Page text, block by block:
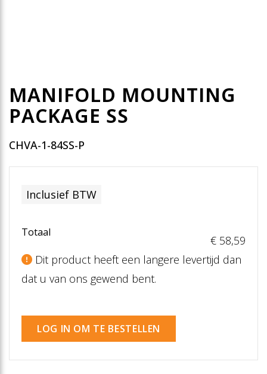
MANIFOLD MOUNTING
PACKAGE SS
CHVA-1-84SS-P
Inclusief BTW
Totaal
€ 58,59
Dit product heeft een langere levertijd dan
dat u van ons gewend bent.
LOG IN OM TE BESTELLEN